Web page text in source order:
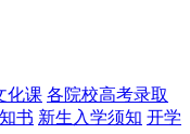
化课 各院校高考录取
书 新生入学须知 开学